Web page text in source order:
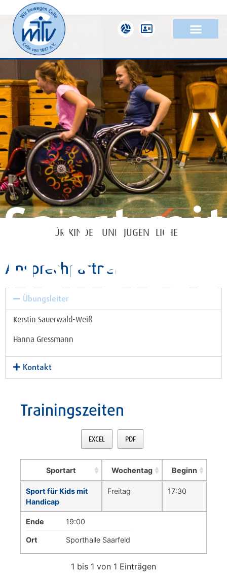
Sport mit
Handicap
FÜR KINDER UND JUGENDLICHE
Ansprechpartner
Übungsleiter
Kerstin Sauerwald-Weiß
Hanna Gressmann
Kontakt
Trainingszeiten
EXCEL PDF
Sportart Wochentag Beginn
Sport für Kids mit
Handicap
Freitag 17:30
Ende 19:00
Ort Sporthalle Saarfeld
1 bis 1 von 1 Einträgen